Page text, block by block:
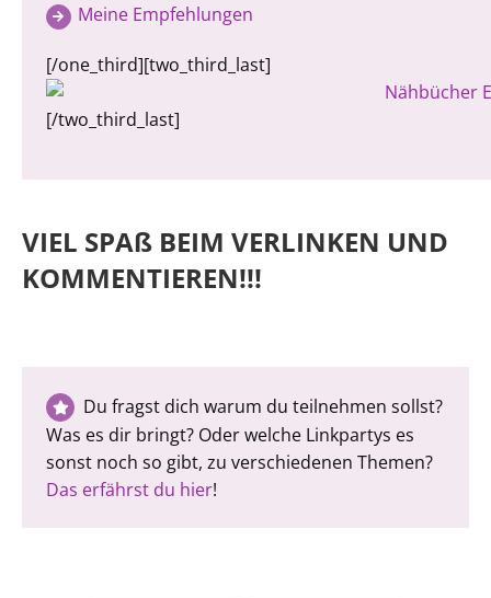
Meine Empfehlungen
[/one_third][two_third_last]
[/two_third_last]
VIEL SPAß BEIM VERLINKEN UND
KOMMENTIEREN!!!
Du fragst dich warum du teilnehmen sollst?
Was es dir bringt? Oder welche Linkpartys es
sonst noch so gibt, zu verschiedenen Themen?
Das erfährst du hier!